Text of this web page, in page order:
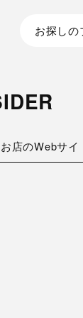
お探しの
お店のWebサイ